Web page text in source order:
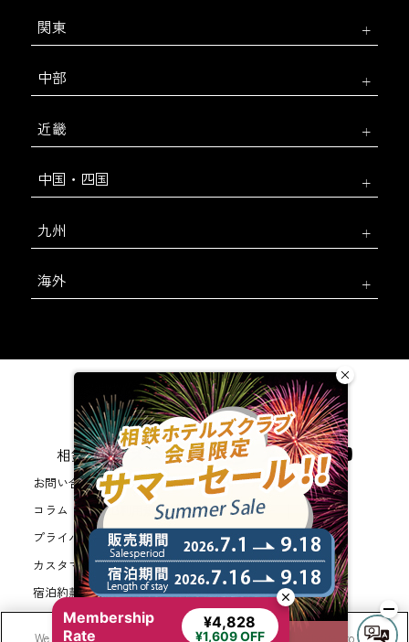
関東
中部
近畿
中国・四国
九州
海外
相鉄ホテルズ 公式SNS
お問い合わせ 会社概要
新規ホテル開発のご提案
コラム
WEB利用規約
サイトポリシー
プライバシーポリシー
カスタマーハラスメントに対する基本方針
法人契約
宿泊約款
会員規約
サイトマップ
相鉄ホテルズ パートナーホテル加盟募集のご案内
採用情報
We use cookies to improve your experience on our website, to
Membership
Rate
¥4,828
¥1,609 OFF